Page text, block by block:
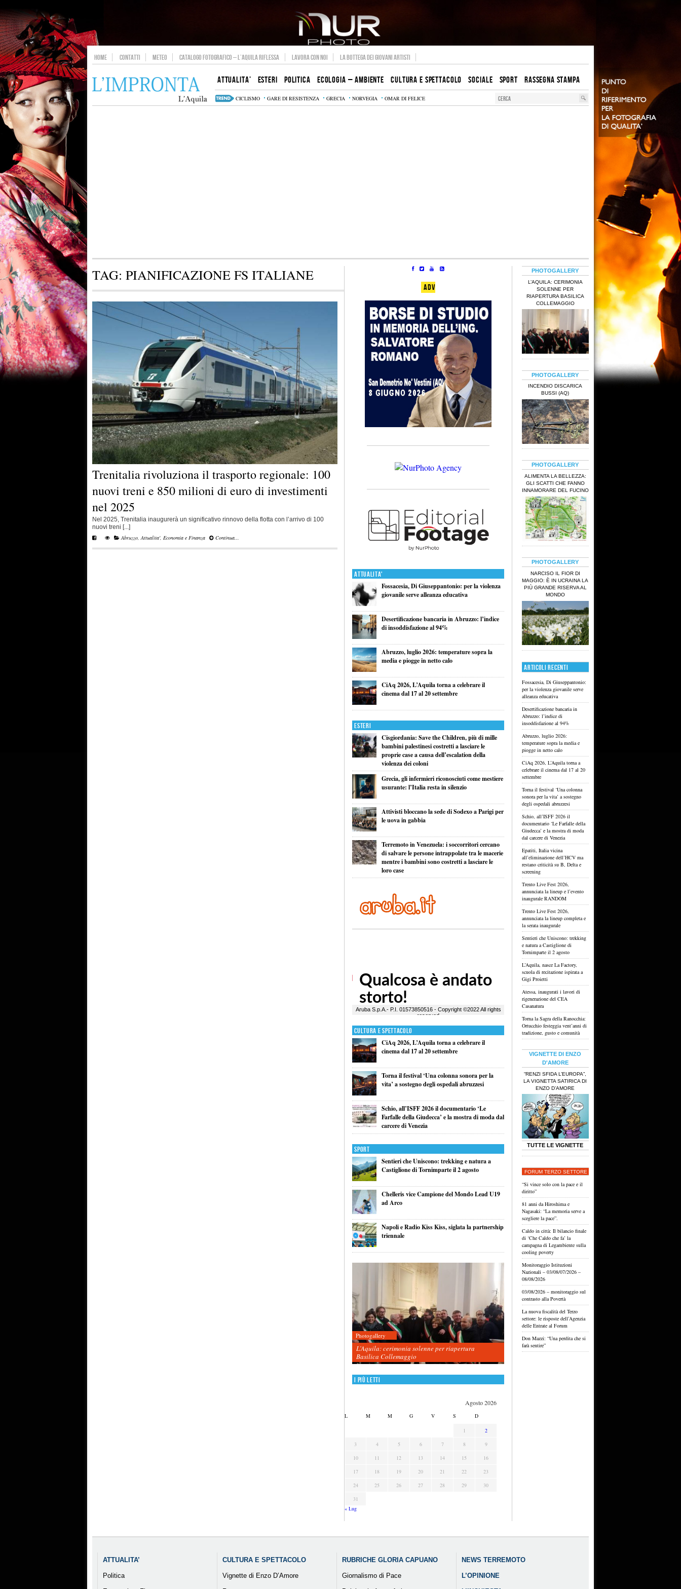
HOME CONTATTI METEO CATALOGO FOTOGRAFICO – L’AQUILA RIFLESSA LAVORA CON NOI LA BOTTEGA DEI GIOVANI ARTISTI
ATTUALITA’ ESTERI POLITICA ECOLOGIA – AMBIENTE CULTURA E SPETTACOLO SOCIALE SPORT RASSEGNA STAMPA
CICLISMO GARE DI RESISTENZA GRECIA NORVEGIA OMAR DI FELICE
TAG: PIANIFICAZIONE FS ITALIANE
Trenitalia rivoluziona il trasporto regionale: 100
nuovi treni e 850 milioni di euro di investimenti
nel 2025
Nel 2025, Trenitalia inaugurerà un significativo rinnovo della flotta con l’arrivo di 100
nuovi treni [...]
Abruzzo,Attualita', Economia e Finanza Continua...
ADV
Attualita'
Fossacesia, Di Giuseppantonio: per la violenza
giovanile serve alleanza educativa
Desertificazione bancaria in Abruzzo: l’indice
di insoddisfazione al 94%
Abruzzo, luglio 2026: temperature sopra la
media e piogge in netto calo
CiAq 2026, L’Aquila torna a celebrare il
cinema dal 17 al 20 settembre
Esteri
Cisgiordania: Save the Children, più di mille
bambini palestinesi costretti a lasciare le
proprie case a causa dell’escalation della
violenza dei coloni
Grecia, gli infermieri riconosciuti come mestiere
usurante: l’Italia resta in silenzio
Attivisti bloccano la sede di Sodexo a Parigi per
le uova in gabbia
Terremoto in Venezuela: i soccorritori cercano
di salvare le persone intrappolate tra le macerie
mentre i bambini sono costretti a lasciare le
loro case
Cultura e Spettacolo
CiAq 2026, L’Aquila torna a celebrare il
cinema dal 17 al 20 settembre
Torna il festival ‘Una colonna sonora per la
vita’ a sostegno degli ospedali abruzzesi
Schio, all’ISFF 2026 il documentario ‘Le
Farfalle della Giudecca’ e la mostra di moda dal
carcere di Venezia
Sport
Sentieri che Uniscono: trekking e natura a
Castiglione di Tornimparte il 2 agosto
Chelleris vice Campione del Mondo Lead U19
ad Arco
Napoli e Radio Kiss Kiss, siglata la partnership
triennale
Photogallery
L’Aquila: cerimonia solenne per riapertura
Basilica Collemaggio
I più letti
Agosto 2026
L M M G V S D
1
2
3
4 5 6 7 8
9
10
11 12 13 14 15
16
17
18 19 20 21 22
23
24
25 26 27 28 29
30
31
« Lug
PHOTOGALLERY
L’AQUILA: CERIMONIA
SOLENNE PER
RIAPERTURA BASILICA
COLLEMAGGIO
PHOTOGALLERY
INCENDIO DISCARICA
BUSSI (AQ)
PHOTOGALLERY
ALIMENTA LA BELLEZZA:
GLI SCATTI CHE FANNO
INNAMORARE DEL FUCINO
PHOTOGALLERY
NARCISO IL FIOR DI
MAGGIO: È IN UCRAINA LA
PIÙ GRANDE RISERVA AL
MONDO
ARTICOLI RECENTI
Fossacesia, Di Giuseppantonio:
per la violenza giovanile serve
alleanza educativa
Desertificazione bancaria in
Abruzzo: l’indice di
insoddisfazione al 94%
Abruzzo, luglio 2026:
temperature sopra la media e
piogge in netto calo
CiAq 2026, L’Aquila torna a
celebrare il cinema dal 17 al 20
settembre
Torna il festival ‘Una colonna
sonora per la vita’ a sostegno
degli ospedali abruzzesi
Schio, all’ISFF 2026 il
documentario ‘Le Farfalle della
Giudecca’ e la mostra di moda
dal carcere di Venezia
Epatiti, Italia vicina
all’eliminazione dell’HCV ma
restano criticità su B, Delta e
screening
Trento Live Fest 2026,
annunciata la lineup e l’evento
inaugurale RANDOM
Trento Live Fest 2026,
annunciata la lineup completa e
la serata inaugurale
Sentieri che Uniscono: trekking
e natura a Castiglione di
Tornimparte il 2 agosto
L’Aquila, nasce La Factory,
scuola di recitazione ispirata a
Gigi Proietti
Atessa, inaugurati i lavori di
rigenerazione del CEA
Casanatura
Torna la Sagra della Ranocchia:
Ortucchio festeggia vent’anni di
tradizione, gusto e comunità
VIGNETTE DI ENZO
D'AMORE
“RENZI SFIDA L’EUROPA”,
LA VIGNETTA SATIRICA DI
ENZO D’AMORE
TUTTE LE VIGNETTE
FORUM TERZO SETTORE
“Si vince solo con la pace e il
diritto”
81 anni da Hiroshima e
Nagasaki: “La memoria serve a
scegliere la pace”.
Caldo in città: Il bilancio finale
di ‘Che Caldo che fa’ la
campagna di Legambiente sulla
cooling poverty
Monitoraggio Istituzioni
Nazionali – 03/08/07/2026 –
08/08/2026
03/08/2026 – monitoraggio sul
contrasto alla Povertà
La nuova fiscalità del Terzo
settore: le risposte dell’Agenzia
delle Entrate al Forum
Don Mazzi: “Una perdita che si
farà sentire”
ATTUALITA’
Politica
CULTURA E SPETTACOLO
Vignette di Enzo D’Amore
RUBRICHE GLORIA CAPUANO
Giornalismo di Pace
NEWS TERREMOTO
L’OPINIONE